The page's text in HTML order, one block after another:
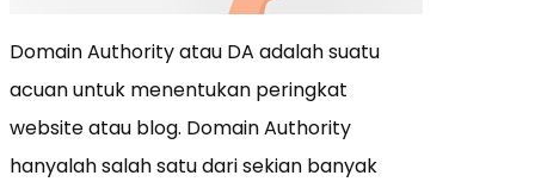
Domain Authority atau DA adalah suatu
acuan untuk menentukan peringkat
website atau blog. Domain Authority
hanyalah salah satu dari sekian banyak